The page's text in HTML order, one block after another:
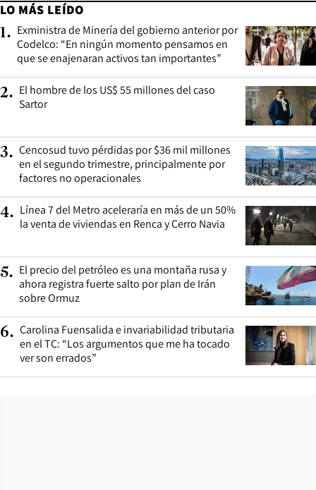
LO MÁS LEÍDO
1. Exministra de Minería del gobierno anterior por
Codelco: “En ningún momento pensamos en
que se enajenaran activos tan importantes”
2. El hombre de los US$ 55 millones del caso
Sartor
3. Cencosud tuvo pérdidas por $36 mil millones
en el segundo trimestre, principalmente por
factores no operacionales
4. Línea 7 del Metro aceleraría en más de un 50%
la venta de viviendas en Renca y Cerro Navia
5. El precio del petróleo es una montaña rusa y
ahora registra fuerte salto por plan de Irán
sobre Ormuz
6. Carolina Fuensalida e invariabilidad tributaria
en el TC: “Los argumentos que me ha tocado
ver son errados”